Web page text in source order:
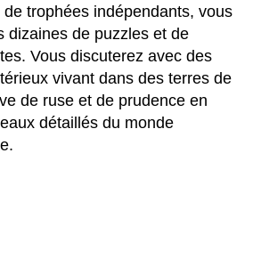
trophées indépendants, vous
dizaines de puzzles et de
Vous discuterez avec des
vivant dans des terres de
de ruse et de prudence en
détaillés du monde